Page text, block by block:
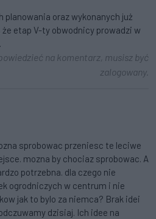
planowania oraz wykonanych już
że etap V-ty obwodnicy prowadzi w
na komentarz, musisz być
zalogowany.
sprobowac przeniesc te leciwe
mozna by chociaz sprobowac. A
potrzebna. dla czego nie
ogrodniczych w centrum i nie
jak to bylo za niemca? Brak idei
dzisiaj. Ich idee na